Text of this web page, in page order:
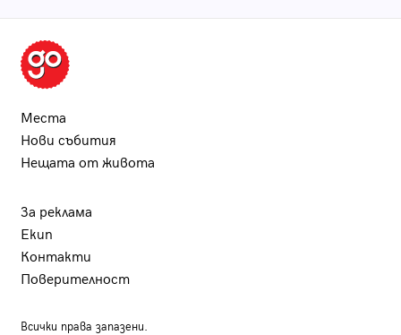
Места
Нови събития
Нещата от живота
За реклама
Екип
Контакти
Поверителност
Всички права запазени.